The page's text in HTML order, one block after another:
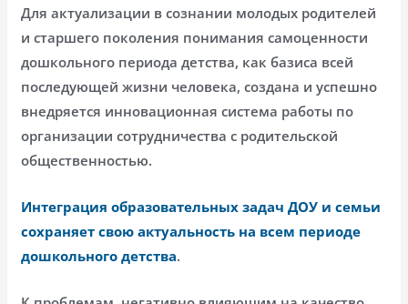
Для актуализации в сознании молодых родителей
и старшего поколения понимания самоценности
дошкольного периода детства, как базиса всей
последующей жизни человека, создана и успешно
внедряется инновационная система работы по
организации сотрудничества с родительской
общественностью.
Интеграция образовательных задач ДОУ и семьи
сохраняет свою актуальность на всем периоде
дошкольного детства.